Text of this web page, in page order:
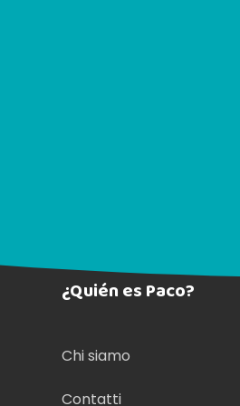
¿Quién es Paco?
Chi siamo
Contatti